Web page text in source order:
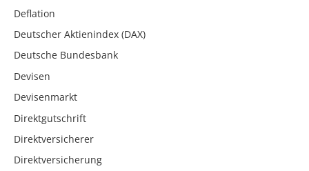
Deflation
Deutscher Aktienindex (DAX)
Deutsche Bundesbank
Devisen
Devisenmarkt
Direktgutschrift
Direktversicherer
Direktversicherung